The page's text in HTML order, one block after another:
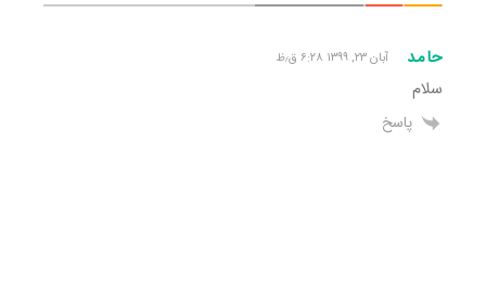
حامد آبان ۲۳, ۱۳۹۹ ۶:۲۸ ق٫ظ
سلام
پاسخ